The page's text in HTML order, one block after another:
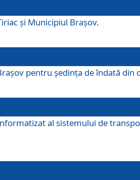
și Municipiul Brașov.
pentru ședința de îndată din
al sistemului de